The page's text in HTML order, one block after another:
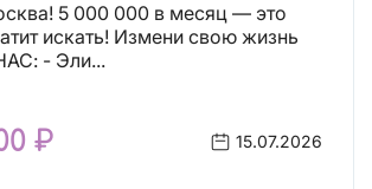
5 000 000 в месяц — это
искать! Измени свою жизнь
сегодня! О НАС: - Эли...
₽ 15.07.2026